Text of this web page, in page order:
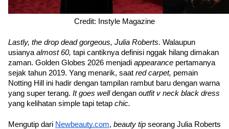
Credit: Instyle Magazine
Lastly, the drop dead gorgeous, Julia Roberts. Walaupun
usianya almost 60, tapi cantiknya definisi nggak hilang dimakan
zaman. Golden Globes 2026 menjadi appearance pertamanya
sejak tahun 2019. Yang menarik, saat red carpet, pemain
Notting Hill ini hadir dengan tampilan rambut baru dengan warna
yang super terang. It goes well dengan
yang kelihatan simple tapi tetap chic.
Mengutip dari Newbeauty.com, beauty tip seorang Julia Roberts